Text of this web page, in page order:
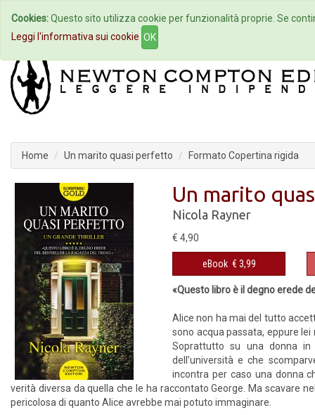
Home Autori Eventi
Home Un marito quasi perfetto Formato Copertina rigida
Un marito
Nicola Rayner
€ 4,90
eBook € 3,99
«Questo libro è il degno erede
Alice non ha mai del tutto
sono acqua passata, eppure lei
Soprattutto su una donna
dell’università e che
incontra per caso una donna
verità diversa da quella che le ha raccontato George. Ma scavare
pericolosa di quanto Alice avrebbe mai potuto immaginare.
Cookies:Questo sito utilizza cookie per funzionalità proprie. Se
Leggi l'informativa sui cookie OK